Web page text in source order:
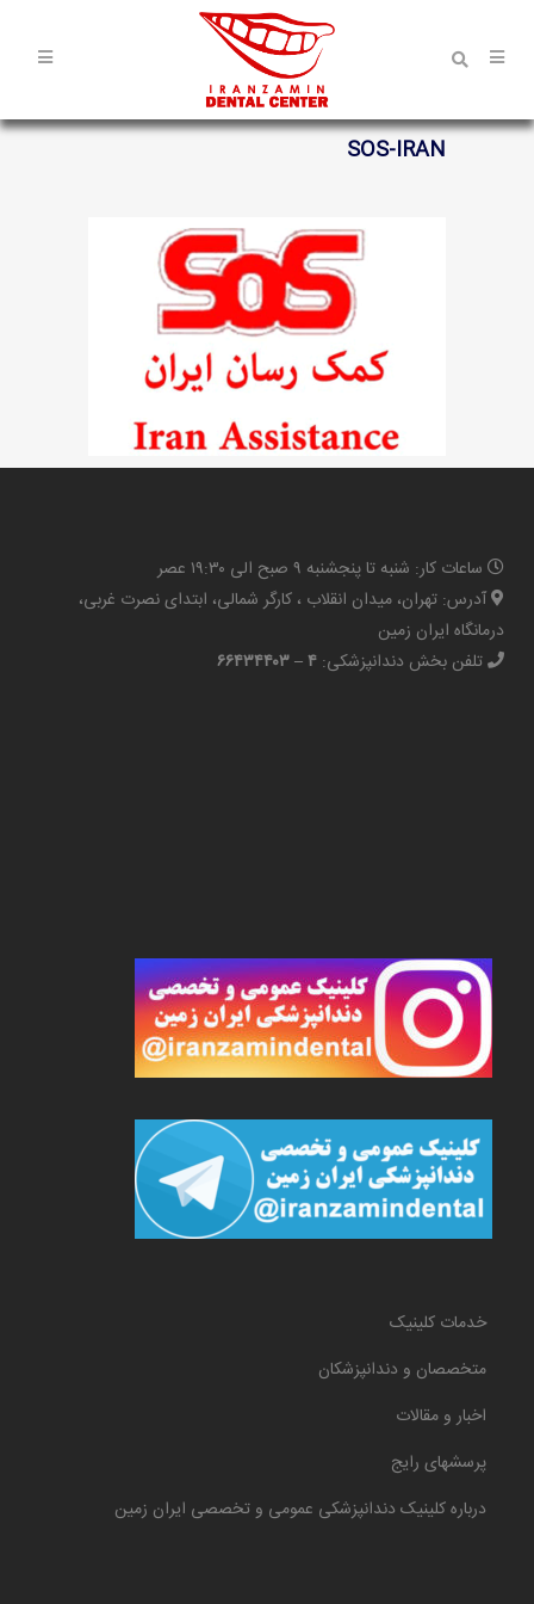
SOS-IRAN
ساعات کار: شنبه تا پنجشنبه ۹ صبح الی ۱۹:۳۰ عصر
آدرس: تهران، میدان انقلاب ، کارگر شمالی، ابتدای نصرت غربی،
درمانگاه ایران زمین
تلفن بخش دندانپزشکی: ۴ – ۶۶۴۳۴۴۰۳
خدمات کلینیک
متخصصان و دندانپزشکان
اخبار و مقالات
پرسشهای رایج
درباره کلینیک دندانپزشکی عمومی و تخصصی ایران زمین